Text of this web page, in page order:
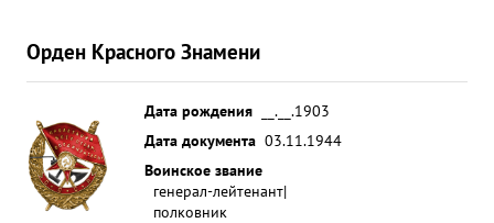
Орден Красного Знамени
Дата рождения
__.__.1903
Дата документа 03.11.1944
Воинское звание
генерал-лейтенант|
полковник